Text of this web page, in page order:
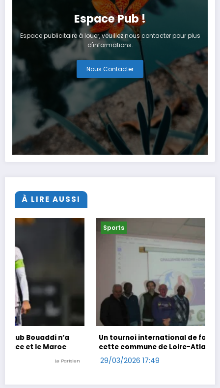
Espace Pub !
Espace publicitaire à louer, veuillez nous contacter pour plus
d'informations.
Nous Contacter
À LIRE AUSSI
Un tournoi international de foot en marchant dans
cette commune de Loire-Atlantique
29/03/2026 17:49